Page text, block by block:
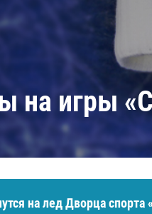
на игры
на лед Дворца спорта